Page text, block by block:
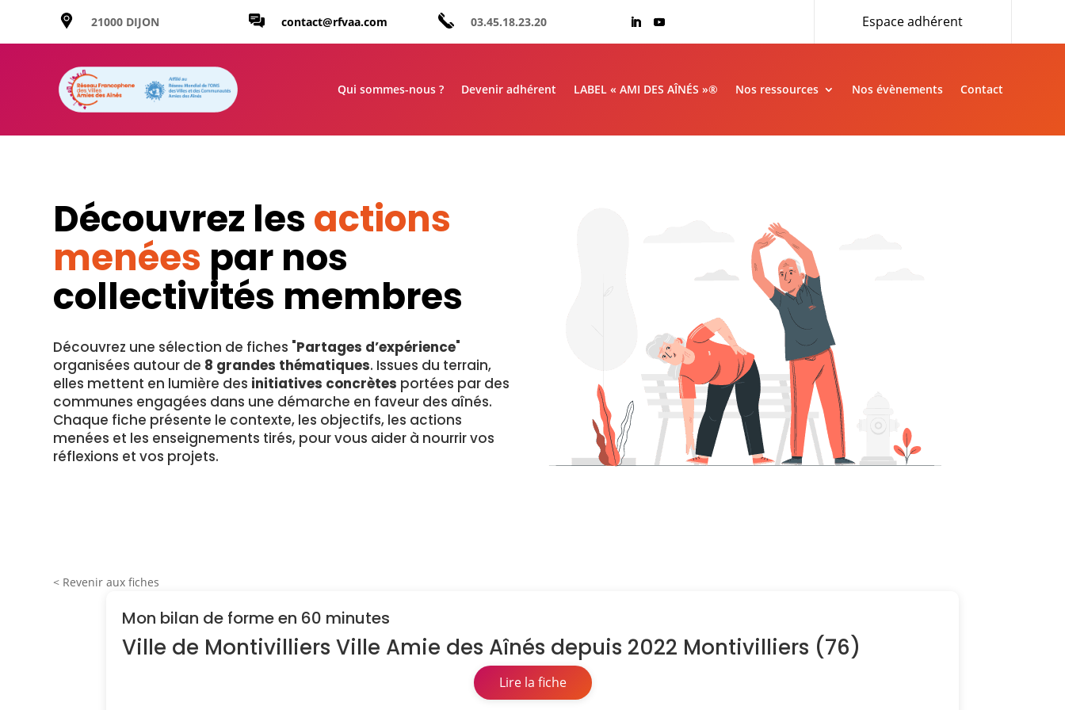
21000 DIJON contact@rfvaa.com 03.45.18.23.20 Espace adhérent
Qui sommes-nous ? Devenir adhérent LABEL « AMI DES AÎNÉS »® Nos ressources Nos évènements Contact
Découvrez les actions
menées par nos
collectivités membres
Découvrez une sélection de fiches "Partages d’expérience"
organisées autour de 8 grandes thématiques. Issues du terrain,
elles mettent en lumière des initiatives concrètes portées par des
communes engagées dans une démarche en faveur des aînés.
Chaque fiche présente le contexte, les objectifs, les actions
menées et les enseignements tirés, pour vous aider à nourrir vos
réflexions et vos projets.
< Revenir aux fiches
Mon bilan de forme en 60 minutes
Ville de Montivilliers Ville Amie des Aînés depuis 2022 Montivilliers (76)
Lire la fiche